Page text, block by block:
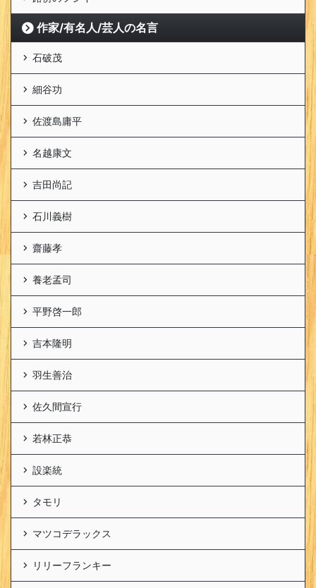
作家/有名人/芸人の名言
石破茂
細谷功
佐渡島庸平
名越康文
吉田尚記
石川義樹
齋藤孝
養老孟司
平野啓一郎
吉本隆明
羽生善治
佐久間宣行
若林正恭
設楽統
タモリ
マツコデラックス
リリーフランキー